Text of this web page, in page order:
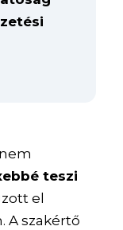
teszi
el
A szakértő